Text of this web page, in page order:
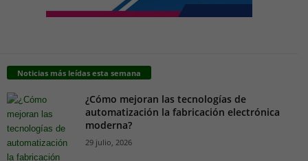
Noticias más leídas esta semana
¿Cómo mejoran las tecnologías de
automatización la fabricación electrónica
moderna?
29 julio, 2026